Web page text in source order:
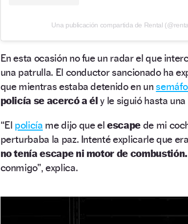
Una publicación compartida de Rental
En esta ocasión no fue un radar el que
una patrulla. El conductor sancionado ha
que mientras estaba detenido en un
policía se acercó a él y le siguió hasta
“El policía me dijo que elescapede mi
perturbaba la paz. Intenté explicarle que
no tenía escape ni motor de combustión.
conmigo”, explica.